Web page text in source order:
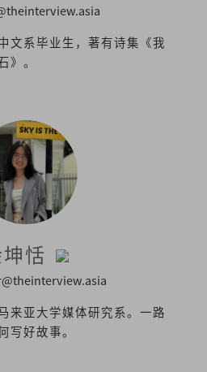
文系毕业生，著有诗集《我
》。
恬
来亚大学媒体研究系。一路
写好故事。